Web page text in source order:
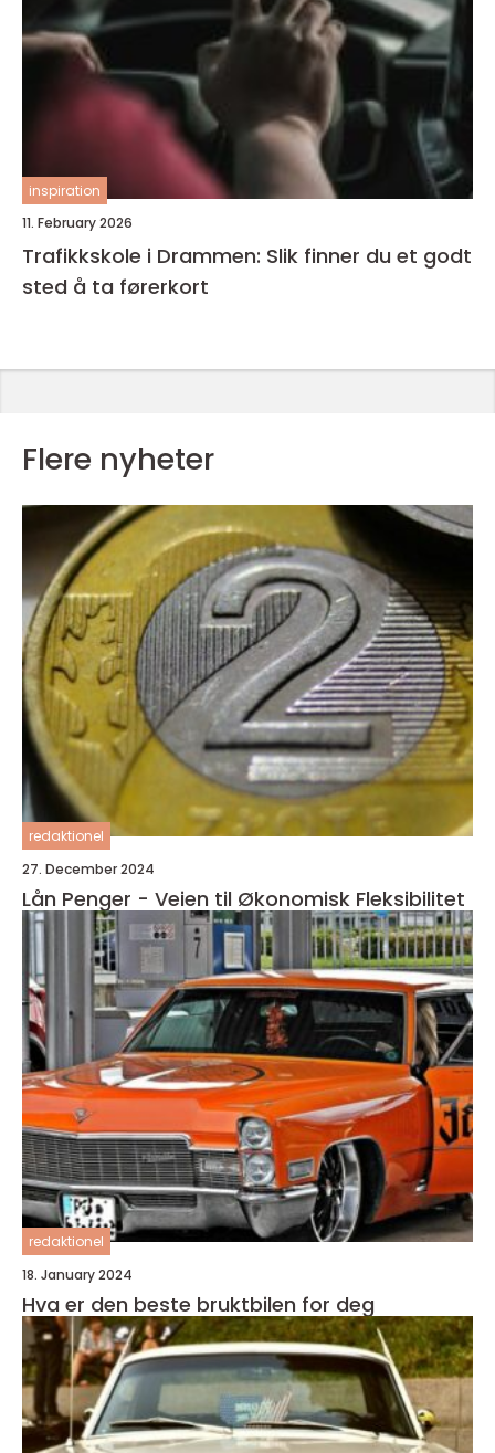
inspiration
11. February 2026
Trafikkskole i Drammen: Slik finner du et godt
sted å ta førerkort
Flere nyheter
redaktionel
27. December 2024
Lån Penger - Veien til Økonomisk Fleksibilitet
redaktionel
18. January 2024
Hva er den beste bruktbilen for deg